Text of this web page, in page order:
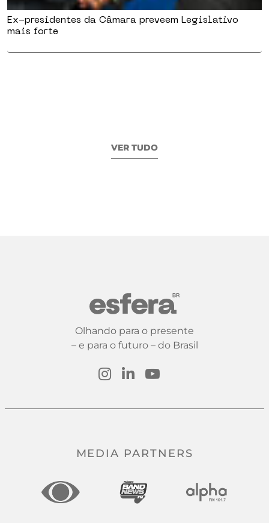
Ex-presidentes da Câmara preveem Legislativo
mais forte
VER TUDO
Olhando para o presente
– e para o futuro – do Brasil
MEDIA PARTNERS